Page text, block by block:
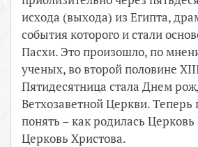
исхода (выхода) из Египта,
события которого и стали
Пасхи. Это произошло, по
ученых, во второй половине
Пятидесятница стала Днем
Ветхозаветной Церкви. Теперь
понять – как родилась Церковь
Церковь Христова.